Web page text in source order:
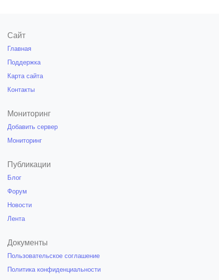
Сайт
Главная
Поддержка
Карта сайта
Контакты
Мониторинг
Добавить сервер
Мониторинг
Публикации
Блог
Форум
Новости
Лента
Документы
Пользовательское соглашение
Политика конфиденциальности